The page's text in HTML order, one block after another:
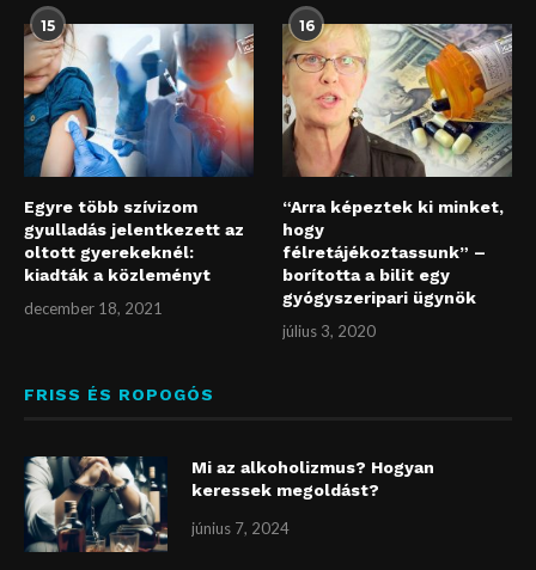
15
Egyre több szívizom
gyulladás jelentkezett az
oltott gyerekeknél:
kiadták a közleményt
december 18, 2021
16
“Arra képeztek ki minket,
hogy
félretájékoztassunk” –
borította a bilit egy
gyógyszeripari ügynök
július 3, 2020
FRISS ÉS ROPOGÓS
Mi az alkoholizmus? Hogyan
keressek megoldást?
június 7, 2024